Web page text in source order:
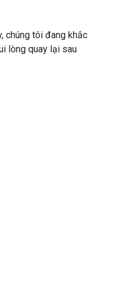
chúng tôi đang khắc
lòng quay lại sau